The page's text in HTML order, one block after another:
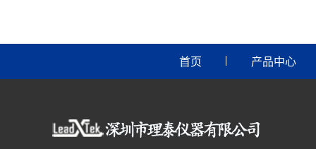
首页 产品中心